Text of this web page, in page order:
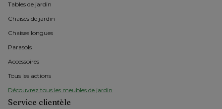
Tables de jardin
Chaises de jardin
Chaises longues
Parasols
Accessoires
Tous les actions
Découvrez tous les meubles de jardin
Service clientèle